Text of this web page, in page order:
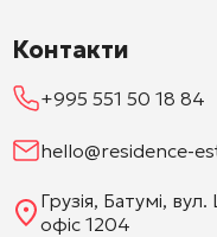
Контакти
+995 551 50 18 84
hello@residence-
Грузія, Батумі,
офіс 1204